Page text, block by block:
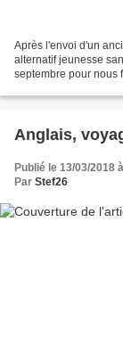
Après l'envoi d'un
alternatif jeunesse
septembre pour nous
Anglais,
Publié le 13/03/2018
Par Stef26